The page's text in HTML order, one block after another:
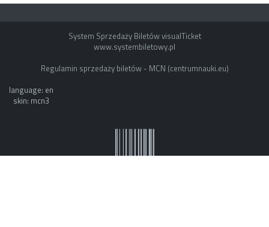
System Sprzedaży Biletów visualTicket
www.systembiletowy.pl
Regulamin sprzedaży biletów - MCN (centrumnauki.eu)
language: en
skin: mcn3